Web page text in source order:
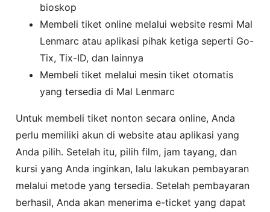
bioskop
Membeli tiket online melalui website resmi Mal
Lenmarc atau aplikasi pihak ketiga seperti Go-
Tix, Tix-ID, dan lainnya
Membeli tiket melalui mesin tiket otomatis
yang tersedia di Mal Lenmarc
Untuk membeli tiket nonton secara online, Anda
perlu memiliki akun di website atau aplikasi yang
Anda pilih. Setelah itu, pilih film, jam tayang, dan
kursi yang Anda inginkan, lalu lakukan pembayaran
melalui metode yang tersedia. Setelah pembayaran
berhasil, Anda akan menerima e-ticket yang dapat